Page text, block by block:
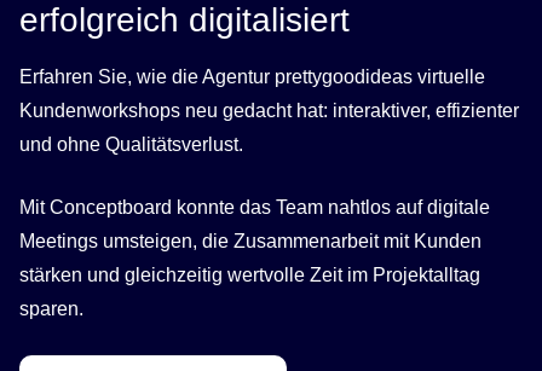
erfolgreich digitalisiert
Erfahren Sie, wie die Agentur prettygoodideas virtuelle
Kundenworkshops neu gedacht hat: interaktiver, effizienter
und ohne Qualitätsverlust.
Mit Conceptboard konnte das Team nahtlos auf digitale
Meetings umsteigen, die Zusammenarbeit mit Kunden
stärken und gleichzeitig wertvolle Zeit im Projektalltag
sparen.